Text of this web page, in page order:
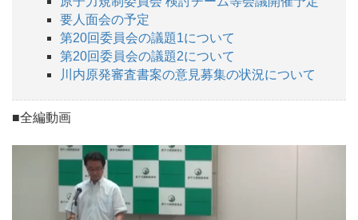
要人面会の予定
第20回委員会の議題1について
第20回委員会の議題2について
川内原発審査書案の意見募集の状況について
■全編動画